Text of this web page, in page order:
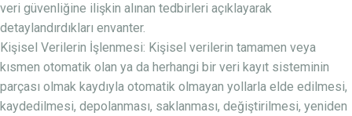
veri güvenliğine ilişkin alınan tedbirleri açıklayarak
detaylandırdıkları envanter.
Kişisel Verilerin İşlenmesi: Kişisel verilerin tamamen veya
kısmen otomatik olan ya da herhangi bir veri kayıt sisteminin
parçası olmak kaydıyla otomatik olmayan yollarla elde edilmesi,
kaydedilmesi, depolanması, saklanması, değiştirilmesi, yeniden